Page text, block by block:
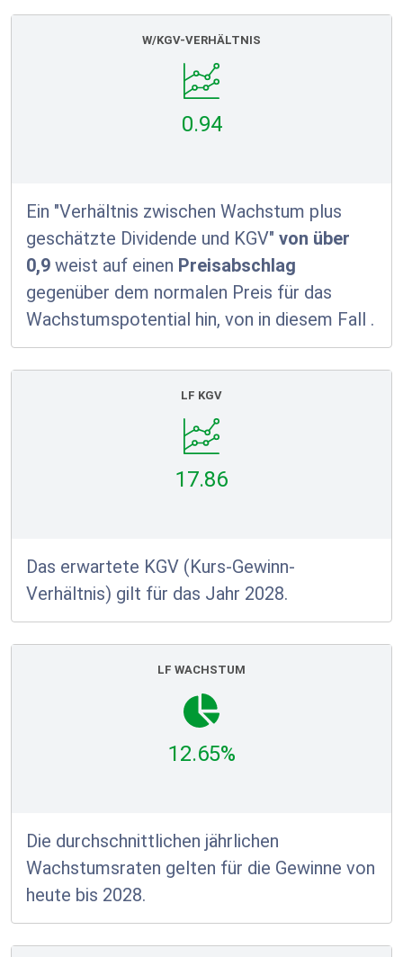
W/KGV-VERHÄLTNIS
0.94
Ein "Verhältnis zwischen Wachstum plus
geschätzte Dividende und KGV" von über
0,9 weist auf einen Preisabschlag
gegenüber dem normalen Preis für das
Wachstumspotential hin, von in diesem Fall .
LF KGV
17.86
Das erwartete KGV (Kurs-Gewinn-
Verhältnis) gilt für das Jahr 2028.
LF WACHSTUM
12.65%
Die durchschnittlichen jährlichen
Wachstumsraten gelten für die Gewinne von
heute bis 2028.